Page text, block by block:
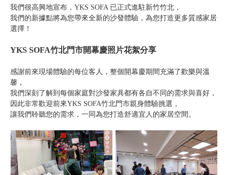
我們很高興地宣布，YKS SOFA 已正式進駐新竹竹北，
我們的新據點將為您帶來全新的沙發體驗，為您打造更多質感家居
選擇！
YKS SOFA竹北門市開幕慶照片花絮分享
感謝前來現場體驗的每位客人，整個開幕慶期間充滿了歡樂與溫
馨，
我們深刻了解到每個家庭對沙發家具都有各自不同的需求與喜好，
因此非常歡迎前來YKS SOFA竹北門市親身體驗挑選，
讓我們聆聽您的需求，一同為您打造舒適宜人的家居空間。